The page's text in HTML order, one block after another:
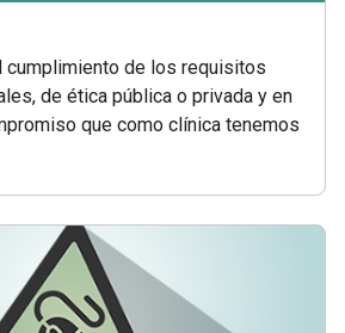
cumplimiento de los requisitos
de ética pública o privada y en
que como clínica tenemos